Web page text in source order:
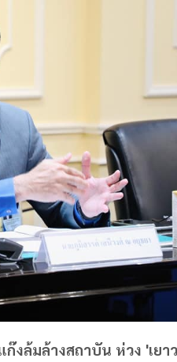
งล้มล้างสถาบัน ห่วง 'เยา